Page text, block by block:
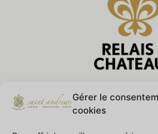
Gérer le
cookiesNos